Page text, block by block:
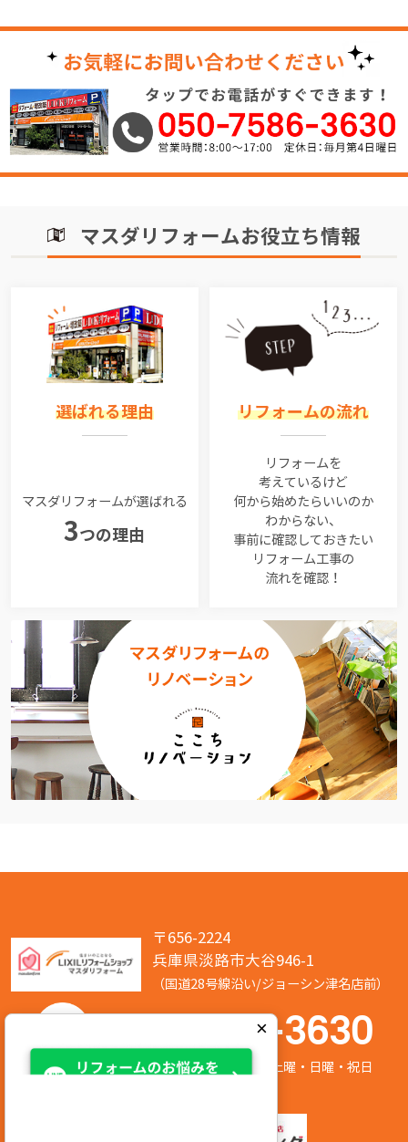
マスダリフォームお役立ち情報
選ばれる理由
マスダリフォームが選ばれる
3つの理由
リフォームの流れ
リフォームを
考えているけど
何から始めたらいいのか
わからない、
事前に確認しておきたい
リフォーム工事の
流れを確認！
〒656-2224
兵庫県淡路市大谷946-1
（国道28号線沿い/ジョーシン津名店前）
050-7586-3630
営業時間:8:00～17:00 定休日:第2/第4土曜・日曜・祝日
×